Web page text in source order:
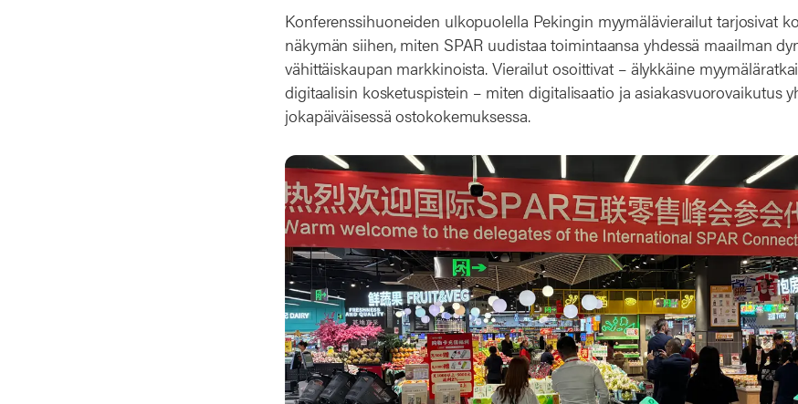
Konferenssihuoneiden ulkopuolella Pekingin myymälävierailut tarjosivat
näkymän siihen, miten SPAR uudistaa toimintaansa yhdessä maailman
vähittäiskaupan markkinoista. Vierailut osoittivat – älykkäine
digitaalisin kosketuspistein – miten digitalisaatio ja asiakasvuorovaikutus
jokapäiväisessä ostokokemuksessa.